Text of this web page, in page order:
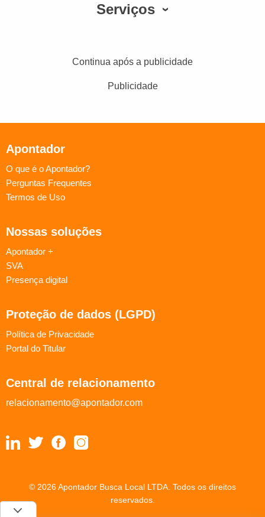
Serviços
Continua após a publicidade
Publicidade
Apontador
O que é o Apontador?
Perguntas Frequentes
Termos de Uso
Nossas soluções
Apontador +
SVA
Presença digital
Proteção de dados (LGPD)
Política de Privacidade
Portal do Titular
Central de relacionamento
relacionamento@apontador.com
© 2026 Apontador Busca Local LTDA. Todos os direitos
reservados.